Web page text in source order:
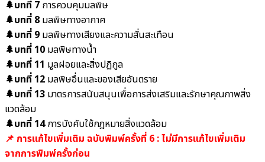
🌲บทที่ 7 การควบคุมมลพิษ
🌲บทที่ 8 มลพิษทางอากาศ
🌲บทที่ 9 มลพิษทางเสียงและความสั่นสะเทือน
🌲บทที่ 10 มลพิษทางน้ำ
🌲บทที่ 11 มูลฝอยและสิ่งปฏิกูล
🌲บทที่ 12 มลพิษอื่นและของเสียอันตราย
🌲บทที่ 13 มาตรการสนับสนุนเพื่อการส่งเสริมและรักษาคุณภาพสิ่ง
แวดล้อม
🌲บทที่ 14การบังคับใช้กฎหมายสิ่งแวดล้อม
📌 การแก้ไขเพิ่มเติม ฉบับพิมพ์ครั้งที่ 6 : ไม่มีการแก้ไขเพิ่มเติม
จากการพิมพ์ครั้งก่อน